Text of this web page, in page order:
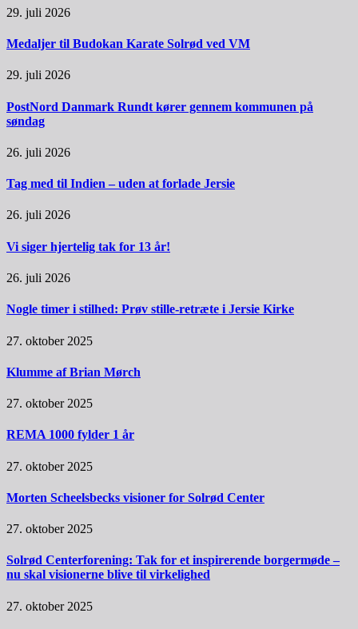
29. juli 2026
Medaljer til Budokan Karate Solrød ved VM
29. juli 2026
PostNord Danmark Rundt kører gennem kommunen på
søndag
26. juli 2026
Tag med til Indien – uden at forlade Jersie
26. juli 2026
Vi siger hjertelig tak for 13 år!
26. juli 2026
Nogle timer i stilhed: Prøv stille-retræte i Jersie Kirke
27. oktober 2025
Klumme af Brian Mørch
27. oktober 2025
REMA 1000 fylder 1 år
27. oktober 2025
Morten Scheelsbecks visioner for Solrød Center
27. oktober 2025
Solrød Centerforening: Tak for et inspirerende borgermøde –
nu skal visionerne blive til virkelighed
27. oktober 2025